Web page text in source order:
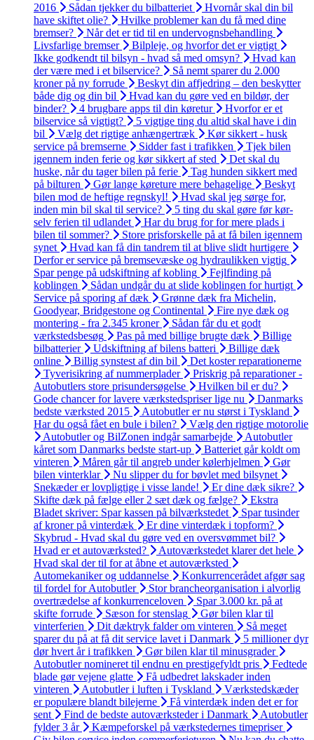
2016
Sådan tjekker du bilbatteriet
Hvornår skal din bil
have skiftet olie?
Hvilke problemer kan du få med dine
bremser?
Når det er tid til en undervognsbehandling
Livsfarlige bremser
Bilpleje, og hvorfor det er vigtigt
Ikke godkendt til bilsyn - hvad så med omsyn?
Hvad kan
der være med i et bilservice?
Så nemt sparer du 2.000
kroner på ny forrude
Beskyt din affjedring – den beskytter
både dig og din bil
Hvad kan du gøre ved en bildør, der
binder?
4 brugbare apps til din køretur
Hvorfor er et
bilservice så vigtigt?
5 vigtige ting du altid skal have i din
bil
Vælg det rigtige anhængertræk
Kør sikkert - husk
service på bremserne
Sidder fast i trafikken
Tjek bilen
igennem inden ferie og kør sikkert af sted
Det skal du
huske, når du tager bilen på ferie
Tag hunden sikkert med
på bilturen
Gør lange køreture mere behagelige
Beskyt
bilen mod de heftige regnskyl!
Hvad skal jeg sørge for,
inden min bil skal til service?
5 ting du skal gøre før kør-
selv ferien til udlandet
Har du brug for for mere plads i
bilen til sommer?
Store prisforskelle på at få bilen igennem
synet
Hvad kan få din tandrem til at blive slidt hurtigere
Derfor er service på bremsevæske og hydraulikken vigtig
Spar penge på udskiftning af kobling
Fejlfinding på
koblingen
Sådan undgår du at slide koblingen for hurtigt
Service på sporing af dæk
Grønne dæk fra Michelin,
Goodyear, Bridgestone og Continental
Fire nye dæk og
montering - fra 2.345 kroner
Sådan får du et godt
værkstedsbesøg
Pas på med billige brugte dæk
Billige
bilbatterier
Udskiftning af bilens batteri
Billige dæk
online
Billig synstest af din bil
Det koster reparationerne
Tyverisikring af nummerplader
Priskrig på reparationer -
Autobutlers store prisundersøgelse
Hvilken bil er du?
Gode chancer for lavere værkstedspriser lige nu
Danmarks
bedste værksted 2015
Autobutler er nu størst i Tyskland
Har du også fået en bule i bilen?
Vælg den rigtige motorolie
Autobutler og BilZonen indgår samarbejde
Autobutler
kåret som Danmarks bedste start-up
Batteriet går koldt om
vinteren
Måren går til angreb under kølerhjelmen
Gør
bilen vinterklar
Nu slipper du for bøvlet med bilsynet
Snekæder er lovpligtige i visse lande!
Er dine dæk sikre?
Skifte dæk på fælge eller 2 sæt dæk og fælge?
Ekstra
Bladet skriver: Spar kassen på bilværkstedet
Spar tusinder
af kroner på vinterdæk
Er dine vinterdæk i topform?
Skybrud - Hvad skal du gøre ved en oversvømmet bil?
Hvad er et autoværksted?
Autoværkstedet klarer det hele
Hvad skal der til for at åbne et autoværksted
Automekaniker og uddannelse
Konkurrencerådet afgør sag
til fordel for Autobutler
Stor brancheorganisation i alvorlig
overtrædelse af konkurrenceloven
Spar 3.000 kr. på at
skifte forrude
Sæson for stenslag
Gør bilen klar til
vinterferien
Dit dæktryk falder om vinteren
Så meget
sparer du på at få dit service lavet i Danmark
5 millioner dyr
dør hvert år i trafikken
Gør bilen klar til minusgrader
Autobutler nomineret til endnu en prestigefyldt pris
Fedtede
blade gør vejene glatte
Få udbedret lakskader inden
vinteren
Autobutler i luften i Tyskland
Værkstedskæder
er populære blandt bilejerne
Få vinterdæk inden det er for
sent
Find de bedste autoværksteder i Danmark
Autobutler
fylder 3 år
Kæmpeforskel på værkstedernes timepriser